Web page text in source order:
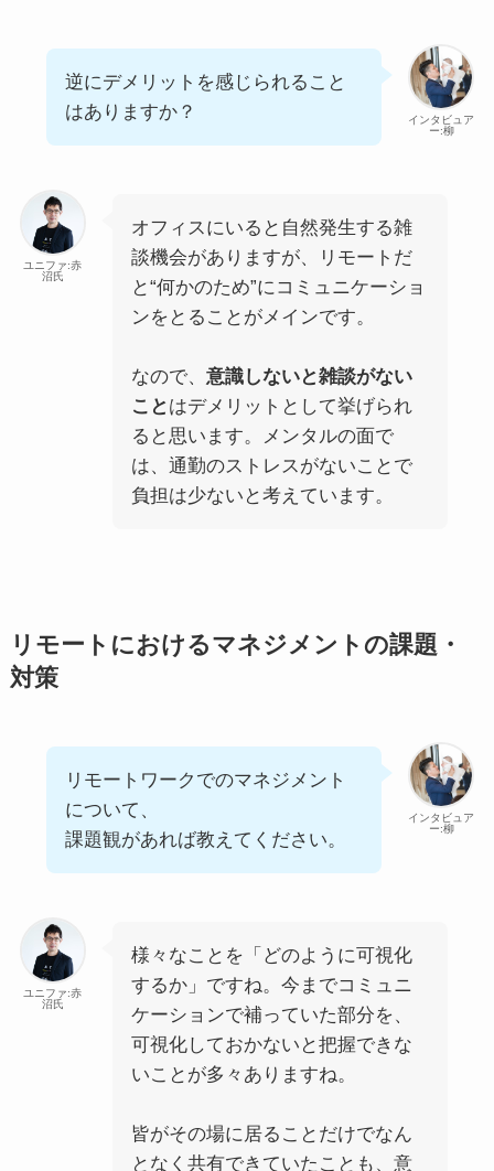
インタビュア
ー:柳
逆にデメリットを感じられること
はありますか？
ユニファ:赤
沼氏
オフィスにいると自然発生する雑
談機会がありますが、リモートだ
と“何かのため”にコミュニケーショ
ンをとることがメインです。
なので、 意識しないと雑談がない
こと はデメリットとして挙げられ
ると思います。メンタルの面で
は、通勤のストレスがないことで
負担は少ないと考えています。
リモートにおけるマネジメントの課題・
対策
インタビュア
ー:柳
リモートワークでのマネジメント
について、
課題観があれば教えてください。
ユニファ:赤
沼氏
様々なことを「どのように可視化
するか」ですね。今までコミュニ
ケーションで補っていた部分を、
可視化しておかないと把握できな
いことが多々ありますね。
皆がその場に居ることだけでなん
となく共有できていたことも、意